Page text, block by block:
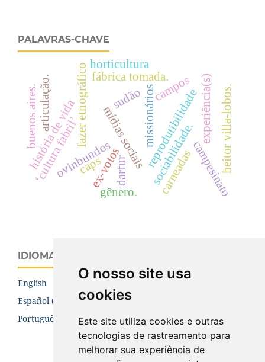
O nosso site usa
cookies
Este site utiliza cookies e outras
tecnologias de rastreamento para
melhorar sua experiência de
PALAVRAS-CHAVE
mídias sociaisreprodutibilidade
ovinbundos
missionários
sociabilidade.campesinato
carneadas
fazer etnográfico
ex-votos
sudão
fábrica tomada. experiência(s)
‘cultura fabril’ heitor villa-lobos.
história de vida
articulação. campos
darfur
buenos aires.
gênero.
horticultura
caps
IDIOMA
English
Español (España)
Português (Brasil)